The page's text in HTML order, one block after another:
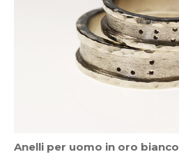
Anelli per uomo in oro bianco